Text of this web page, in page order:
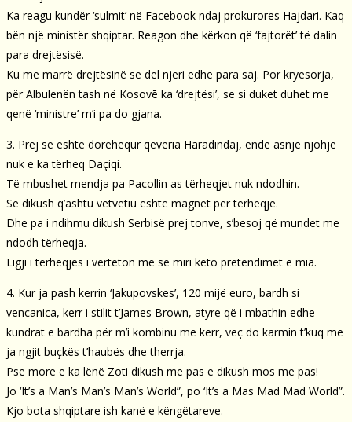
Ka reagu kundër ‘sulmit’ në Facebook ndaj prokurores Hajdari. Kaq
bën një ministër shqiptar. Reagon dhe kërkon që ‘fajtorët’ të dalin
para drejtësisë.
Ku me marrë drejtësinë se del njeri edhe para saj. Por kryesorja,
për Albulenën tash në Kosovē ka ‘drejtësi’, se si duket duhet me
qenë ‘ministre’ m’i pa do gjana.
3. Prej se është dorëhequr qeveria Haradindaj, ende asnjë njohje
nuk e ka tërheq Daçiqi.
Të mbushet mendja pa Pacollin as tërheqjet nuk ndodhin.
Se dikush q’ashtu vetvetiu është magnet për tërheqje.
Dhe pa i ndihmu dikush Serbisë prej tonve, s’besoj që mundet me
ndodh tërheqja.
Ligji i tërheqjes i vërteton më së miri këto pretendimet e mia.
4. Kur ja pash kerrin ‘Jakupovskes’, 120 mijë euro, bardh si
vencanica, kerr i stilit t’James Brown, atyre që i mbathin edhe
kundrat e bardha për m’i kombinu me kerr, veç do karmin t’kuq me
ja ngjit buçkës t’haubës dhe therrja.
Pse more e ka lënë Zoti dikush me pas e dikush mos me pas!
Jo ‘It’s a Man’s Man’s Man’s World”, po ‘It’s a Mas Mad Mad World”.
Kjo bota shqiptare ish kanë e këngëtareve.